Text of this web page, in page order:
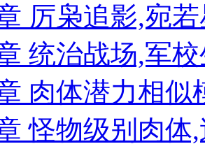
厉枭追影,宛
统治战场,军
肉体潜力相
怪物级别肉体